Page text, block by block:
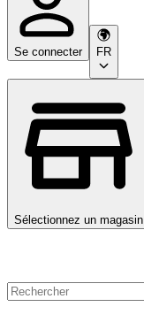
Se connecter FR
Sélectionnez un magasin